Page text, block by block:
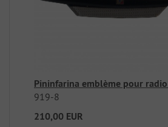
Pininfarina emblème pour
919-8
210,00 EUR